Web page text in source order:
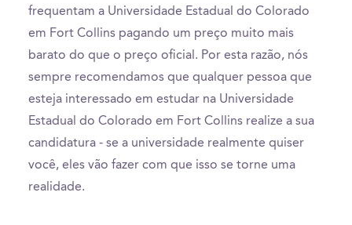
frequentam a Universidade Estadual do Colorado
em Fort Collins pagando um preço muito mais
barato do que o preço oficial. Por esta razão, nós
sempre recomendamos que qualquer pessoa que
esteja interessado em estudar na Universidade
Estadual do Colorado em Fort Collins realize a sua
candidatura - se a universidade realmente quiser
você, eles vão fazer com que isso se torne uma
realidade.